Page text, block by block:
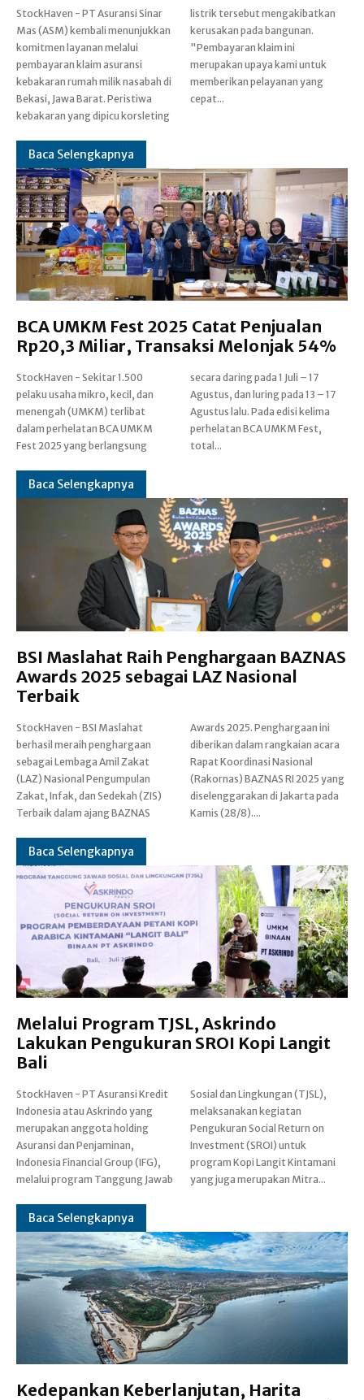
StockHaven - PT Asuransi Sinar
Mas (ASM) kembali menunjukkan
komitmen layanan melalui
pembayaran klaim asuransi
kebakaran rumah milik nasabah di
Bekasi, Jawa Barat. Peristiwa
kebakaran yang dipicu korsleting
listrik tersebut mengakibatkan
kerusakan pada bangunan.
"Pembayaran klaim ini
merupakan upaya kami untuk
memberikan pelayanan yang
cepat...
Baca Selengkapnya
BCA UMKM Fest 2025 Catat Penjualan
Rp20,3 Miliar, Transaksi Melonjak 54%
StockHaven - Sekitar 1.500
pelaku usaha mikro, kecil, dan
menengah (UMKM) terlibat
dalam perhelatan BCA UMKM
Fest 2025 yang berlangsung
secara daring pada 1 Juli – 17
Agustus, dan luring pada 13 – 17
Agustus lalu. Pada edisi kelima
perhelatan BCA UMKM Fest,
total...
Baca Selengkapnya
BSI Maslahat Raih Penghargaan BAZNAS
Awards 2025 sebagai LAZ Nasional
Terbaik
StockHaven - BSI Maslahat
berhasil meraih penghargaan
sebagai Lembaga Amil Zakat
(LAZ) Nasional Pengumpulan
Zakat, Infak, dan Sedekah (ZIS)
Terbaik dalam ajang BAZNAS
Awards 2025. Penghargaan ini
diberikan dalam rangkaian acara
Rapat Koordinasi Nasional
(Rakornas) BAZNAS RI 2025 yang
diselenggarakan di Jakarta pada
Kamis (28/8)....
Baca Selengkapnya
Melalui Program TJSL, Askrindo
Lakukan Pengukuran SROI Kopi Langit
Bali
StockHaven - PT Asuransi Kredit
Indonesia atau Askrindo yang
merupakan anggota holding
Asuransi dan Penjaminan,
Indonesia Financial Group (IFG),
melalui program Tanggung Jawab
Sosial dan Lingkungan (TJSL),
melaksanakan kegiatan
Pengukuran Social Return on
Investment (SROI) untuk
program Kopi Langit Kintamani
yang juga merupakan Mitra...
Baca Selengkapnya
Kedepankan Keberlanjutan, Harita